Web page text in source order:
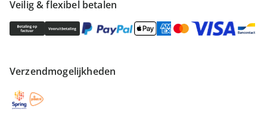
Veilig & flexibel betalen
Verzendmogelijkheden